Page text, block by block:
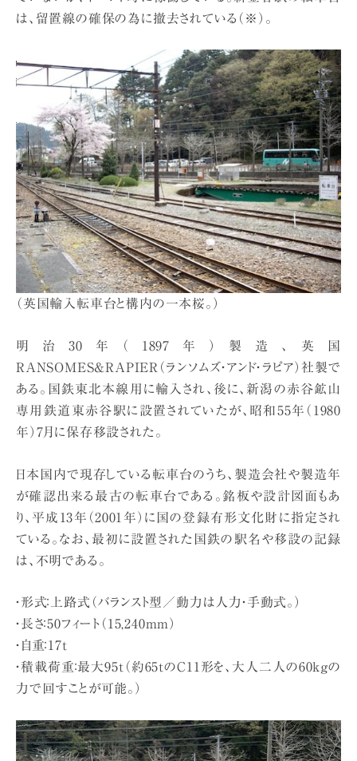
は、留置線の確保の為に撤去されている（※）。
（英国輸入転車台と構内の一本桜。）
明治30年（1897年）製造、英国
RANSOMES&RAPIER（ランソムズ・アンド・ラピア）社製で
ある。国鉄東北本線用に輸入され、後に、新潟の赤谷鉱山
専用鉄道東赤谷駅に設置されていたが、昭和55年（1980
年）7月に保存移設された。
日本国内で現存している転車台のうち、製造会社や製造年
が確認出来る最古の転車台である。銘板や設計図面もあ
り、平成13年（2001年）に国の登録有形文化財に指定され
ている。なお、最初に設置された国鉄の駅名や移設の記録
は、不明である。
・形式：上路式（バランスト型／動力は人力・手動式。）
・長さ：50フィート（15,240mm）
・自重：17t
・積載荷重：最大95t（約65tのC11形を、大人二人の60kgの
力で回すことが可能。）